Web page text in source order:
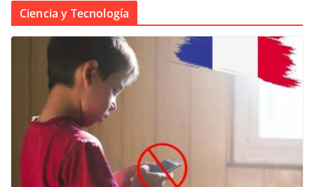
Ciencia y Tecnología